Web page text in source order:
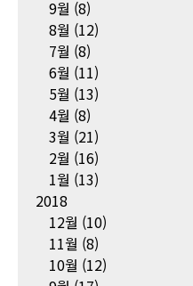
9월 (8)
8월 (12)
7월 (8)
6월 (11)
5월 (13)
4월 (8)
3월 (21)
2월 (16)
1월 (13)
2018
12월 (10)
11월 (8)
10월 (12)